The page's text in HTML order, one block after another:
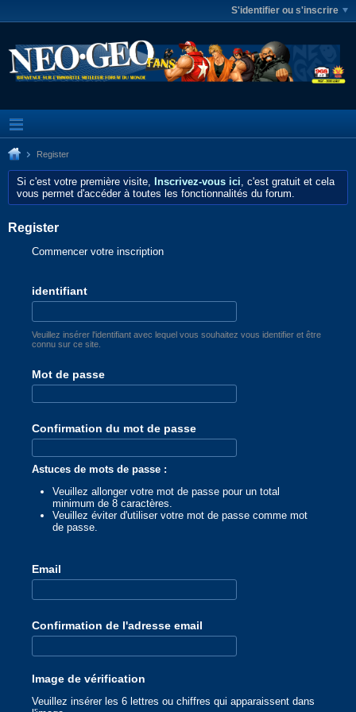
S'identifier ou s'inscrire
Register
Si c'est votre première visite, Inscrivez-vous ici, c'est gratuit et cela
vous permet d'accéder à toutes les fonctionnalités du forum.
Register
Commencer votre inscription
identifiant
Veuillez insérer l'identifiant avec lequel vous souhaitez vous identifier et être
connu sur ce site.
Mot de passe
Confirmation du mot de passe
Astuces de mots de passe :
Veuillez allonger votre mot de passe pour un total
minimum de 8 caractères.
Veuillez éviter d'utiliser votre mot de passe comme mot
de passe.
Email
Confirmation de l'adresse email
Image de vérification
Veuillez insérer les 6 lettres ou chiffres qui apparaissent dans